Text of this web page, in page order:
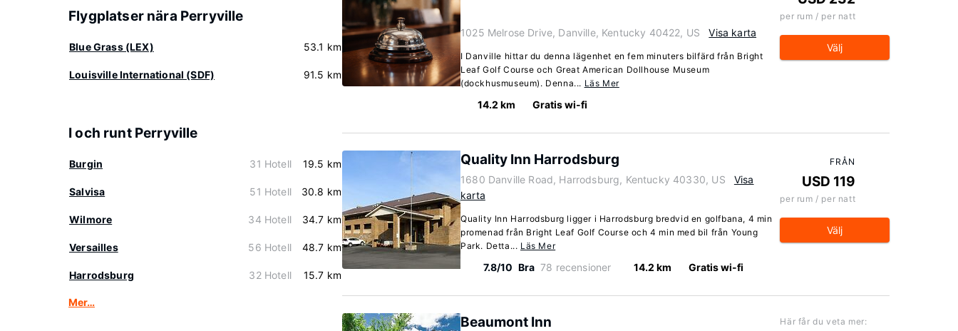
Flygplatser nära Perryville
Blue Grass (LEX) 53.1 km
Louisville International (SDF) 91.5 km
I och runt Perryville
Burgin 31 Hotell 19.5 km
Salvisa 51 Hotell 30.8 km
Wilmore 34 Hotell 34.7 km
Versailles 56 Hotell 48.7 km
Harrodsburg 32 Hotell 15.7 km
Mer…
1025 Melrose Drive, Danville, Kentucky 40422, US Visa karta
I Danville hittar du denna lägenhet en fem minuters bilfärd från Bright
Leaf Golf Course och Great American Dollhouse Museum
(dockhusmuseum). Denna... Läs Mer
14.2 km Gratis wi-fi
per rum / per natt
Välj
Quality Inn Harrodsburg
1680 Danville Road, Harrodsburg, Kentucky 40330, US
Visa
karta
Quality Inn Harrodsburg ligger i Harrodsburg bredvid en golfbana, 4 min
promenad från Bright Leaf Golf Course och 4 min med bil från Young
Park. Detta... Läs Mer
7.8/10 Bra 78 recensioner 14.2 km Gratis wi-fi
FRÅN
USD 119
per rum / per natt
Välj
Beaumont Inn Här får du veta mer: